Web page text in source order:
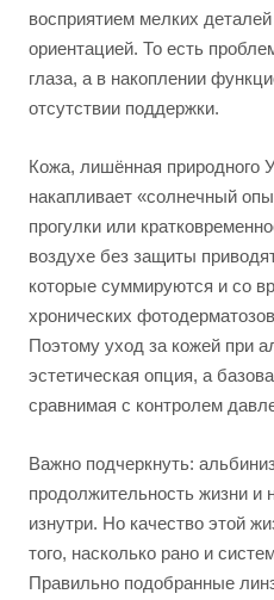
восприятием мелких
ориентацией. То есть
глаза, а в накоплении
отсутствии поддержки.
Кожа, лишённая природного
накапливает «солнечный
прогулки или
воздухе без защиты
которые суммируются и со
хронических
Поэтому уход за кожей при
эстетическая опция, а
сравнимая с контролем
Важно подчеркнуть:
продолжительность жизни и
изнутри. Но качество этой
того, насколько рано и
Правильно подобранные